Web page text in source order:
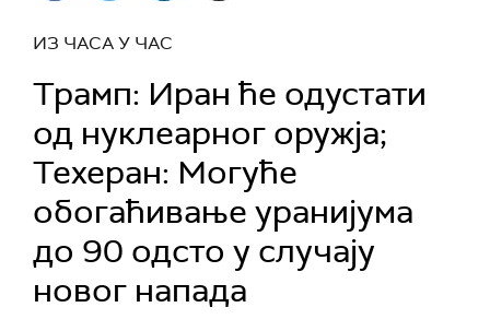
ИЗ ЧАСА У ЧАС
Трамп: Иран ће одустати
од нуклеарног оружја;
Техеран: Могуће
обогаћивање уранијума
до 90 одсто у случају
новог напада